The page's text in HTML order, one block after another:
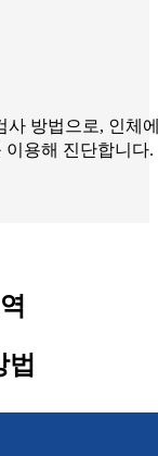
사 방법으로, 인체
이용해 진단합니다.
법